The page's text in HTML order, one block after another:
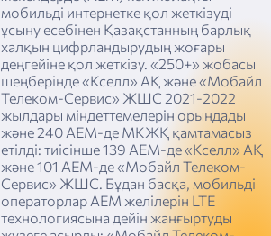
мобильді интернетке қол жеткізуді
ұсыну есебінен Қазақстанның барлық
халқын цифрландырудың жоғары
деңгейіне қол жеткізу. «250+» жобасы
шеңберінде «Кселл» АҚ және «Мобайл
Телеком-Сервис» ЖШС 2021-2022
жылдары міндеттемелерін орындады
және 240 АЕМ-де МКЖҚ қамтамасыз
етілді: тиісінше 139 АЕМ-де «Кселл» АҚ
және 101 АЕМ-де «Мобайл Телеком-
Сервис» ЖШС. Бұдан басқа, мобильді
операторлар АЕМ желілерін LTE
технологиясына дейін жаңғыртуды